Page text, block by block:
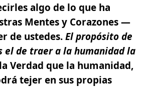
algo de lo que ha
Mentes y Corazones —
de ustedes.El propósito de
el de traer a la humanidad la
Verdad que la humanidad,
tejer en sus propias